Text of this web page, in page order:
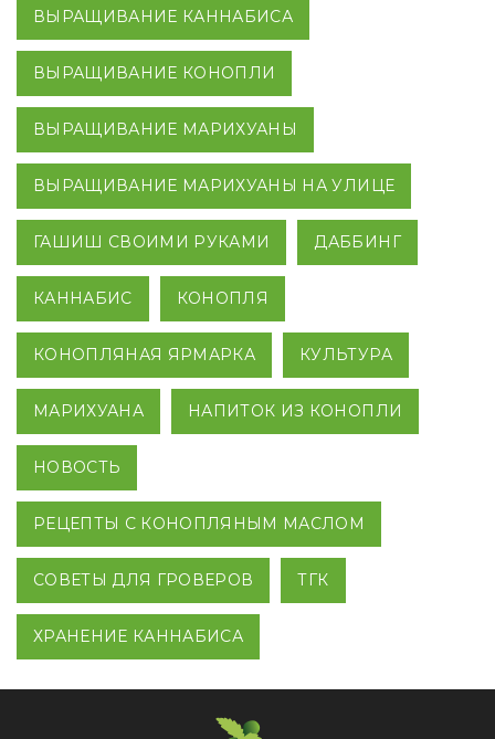
ВЫРАЩИВАНИЕ КАННАБИСА
ВЫРАЩИВАНИЕ КОНОПЛИ
ВЫРАЩИВАНИЕ МАРИХУАНЫ
ВЫРАЩИВАНИЕ МАРИХУАНЫ НА УЛИЦЕ
ГАШИШ СВОИМИ РУКАМИ ДАББИНГ
КАННАБИС КОНОПЛЯ
КОНОПЛЯНАЯ ЯРМАРКА КУЛЬТУРА
МАРИХУАНА НАПИТОК ИЗ КОНОПЛИ
НОВОСТЬ
РЕЦЕПТЫ С КОНОПЛЯНЫМ МАСЛОМ
СОВЕТЫ ДЛЯ ГРОВЕРОВ ТГК
ХРАНЕНИЕ КАННАБИСА